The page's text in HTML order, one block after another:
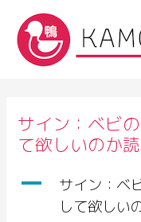
サイン：ベビ
て欲しいのか
A
サイン：ベ
して欲しい